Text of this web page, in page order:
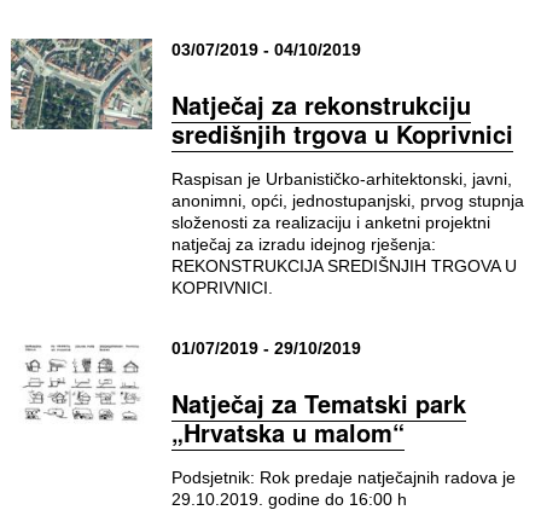
03/07/2019 - 04/10/2019
Natječaj za rekonstrukciju
središnjih trgova u Koprivnici
Raspisan je Urbanističko-arhitektonski, javni,
anonimni, opći, jednostupanjski, prvog stupnja
složenosti za realizaciju i anketni projektni
natječaj za izradu idejnog rješenja:
REKONSTRUKCIJA SREDIŠNJIH TRGOVA U
KOPRIVNICI.
01/07/2019 - 29/10/2019
Natječaj za Tematski park
„Hrvatska u malom“
Podsjetnik: Rok predaje natječajnih radova je
29.10.2019. godine do 16:00 h